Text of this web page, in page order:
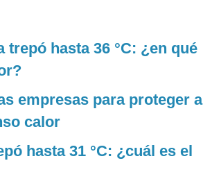
hasta 36 °C: ¿en qué
empresas para proteger a
calor
hasta 31 °C: ¿cuál es el